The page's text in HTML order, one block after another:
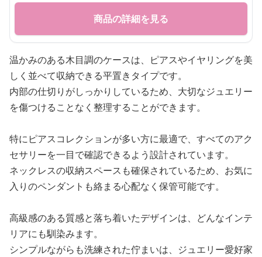
商品の詳細を見る
温かみのある木目調のケースは、ピアスやイヤリングを美
しく並べて収納できる平置きタイプです。
内部の仕切りがしっかりしているため、大切なジュエリー
を傷つけることなく整理することができます。
特にピアスコレクションが多い方に最適で、すべてのアク
セサリーを一目で確認できるよう設計されています。
ネックレスの収納スペースも確保されているため、お気に
入りのペンダントも絡まる心配なく保管可能です。
高級感のある質感と落ち着いたデザインは、どんなインテ
リアにも馴染みます。
シンプルながらも洗練された佇まいは、ジュエリー愛好家